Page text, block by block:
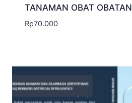
TANAMAN OBAT OBATAN
Rp70.000